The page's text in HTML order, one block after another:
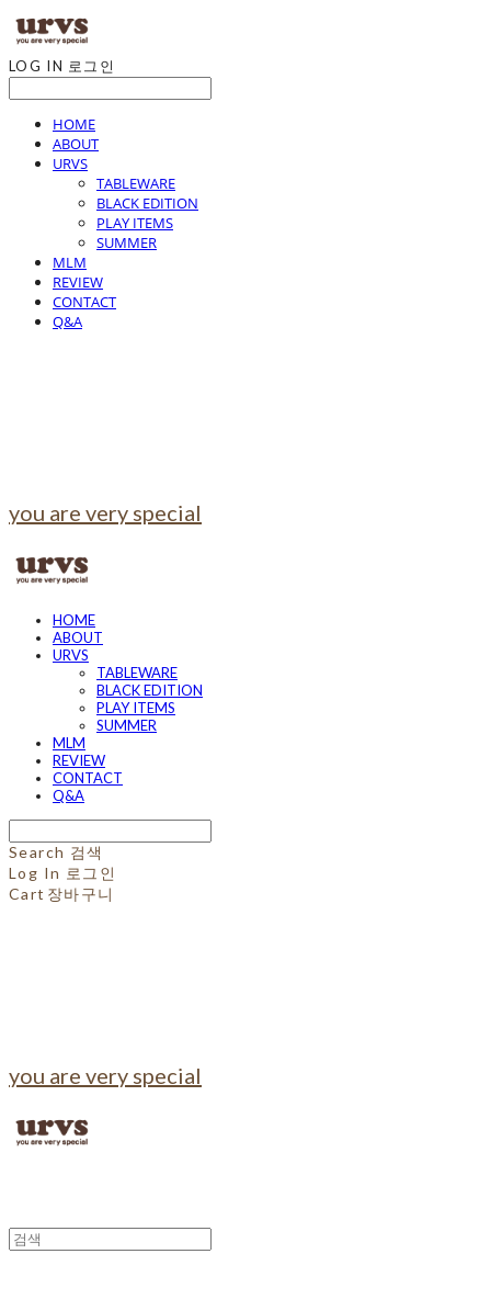
LOG IN 로그인
HOME
ABOUT
URVS
TABLEWARE
BLACK EDITION
PLAY ITEMS
SUMMER
MLM
REVIEW
CONTACT
Q&A
you are very special
HOME
ABOUT
URVS
TABLEWARE
BLACK EDITION
PLAY ITEMS
SUMMER
MLM
REVIEW
CONTACT
Q&A
Search 검색
Log In 로그인
Cart 장바구니
you are very special